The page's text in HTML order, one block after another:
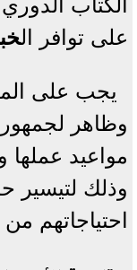
على توافر ال
يجب على
وظاهر
مواعيد عملها
وذلك لتيسير
احتياجاتهم